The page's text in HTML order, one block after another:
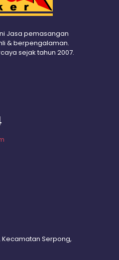
Jasa pemasangan
& berpengalaman.
sejak tahun 2007.
Kecamatan Serpong,